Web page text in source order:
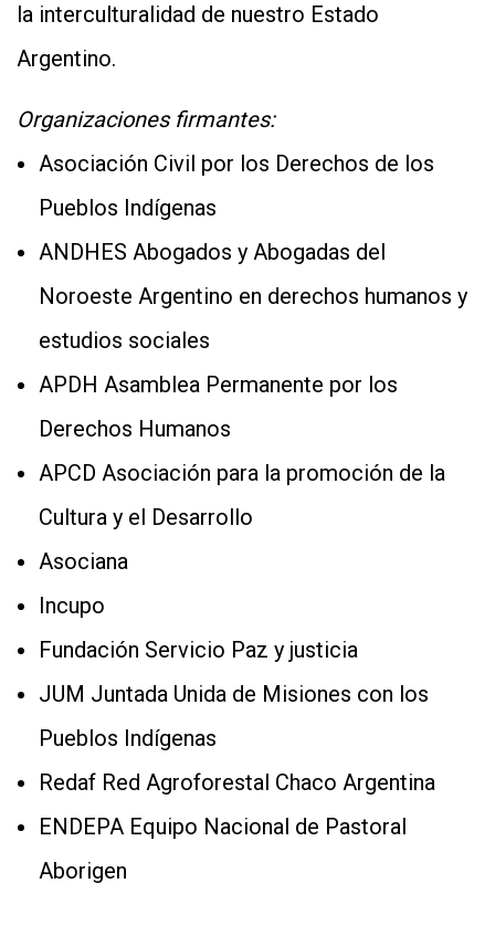
la interculturalidad de nuestro Estado
Argentino.
Organizaciones firmantes:
Asociación Civil por los Derechos de los
Pueblos Indígenas
ANDHES Abogados y Abogadas del
Noroeste Argentino en derechos humanos y
estudios sociales
APDH Asamblea Permanente por los
Derechos Humanos
APCD Asociación para la promoción de la
Cultura y el Desarrollo
Asociana
Incupo
Fundación Servicio Paz y justicia
JUM Juntada Unida de Misiones con los
Pueblos Indígenas
Redaf Red Agroforestal Chaco Argentina
ENDEPA Equipo Nacional de Pastoral
Aborigen